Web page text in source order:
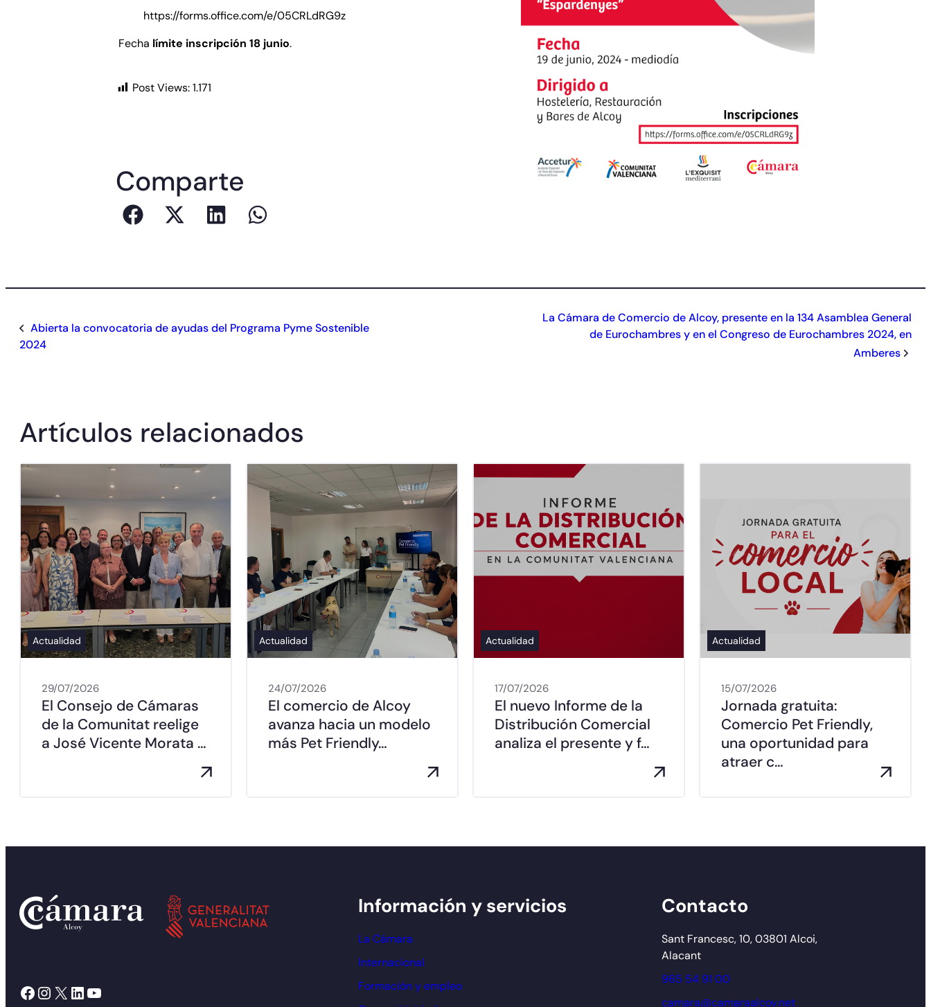
https://forms.office.com/e/05CRLdRG9z
Fecha límite inscripción 18 junio.
Post Views: 1.171
Comparte
Abierta la convocatoria de ayudas del Programa Pyme Sostenible
2024
La Cámara de Comercio de Alcoy, presente en la 134 Asamblea General
de Eurochambres y en el Congreso de Eurochambres 2024, en
Amberes
Artículos relacionados
Actualidad
29/07/2026
El Consejo de Cámaras
de la Comunitat reelige
a José Vicente Morata …
Actualidad
24/07/2026
El comercio de Alcoy
avanza hacia un modelo
más Pet Friendly…
Actualidad
17/07/2026
El nuevo Informe de la
Distribución Comercial
analiza el presente y f…
Actualidad
15/07/2026
Jornada gratuita:
Comercio Pet Friendly,
una oportunidad para
atraer c…
Facebook Instagram X LinkedIn YouTube
Información y servicios
La Cámara
Internacional
Formación y empleo
Contacto
Sant Francesc, 10, 03801 Alcoi,
Alacant
965 54 91 00
camara@camaraalcoy.net